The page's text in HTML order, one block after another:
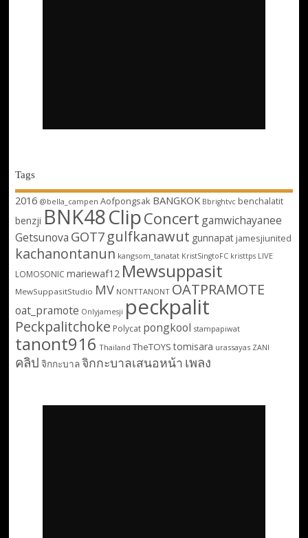
Tags
2016 @bella_campen Aofpongsak BANGKOK Bbrightvc benchalatit
benzji BNK48ClipConcert gamwichayanee
Getsunova GOT7 gulfkanawut gunnapat jamesjiunited
kachanontanun kangsom_tanatat KristSingtoFC kristtps LIVE
LOMOSONIC mariewaf12 Mewsuppasit
MewSuppasitStudio MV NONTTANONT OATPRAMOTE
oat_pramote Onlyjamesji peckpalit
Peckpalitchoke Polycat pongkool stampapiwat
tanont916 Thailand TheTOYS tomisara urassayas ZANI
คลิป จิกกะบาลจิกกะบาลเสนอหน้า เพลง